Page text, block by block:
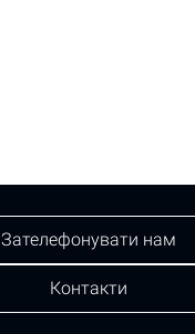
Зателефонувати нам
Контакти